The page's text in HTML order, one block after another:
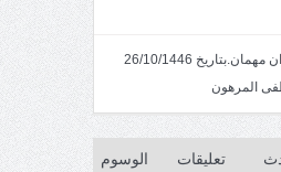
خطبة الجمعة٢- أمران مهمان.بتاريخ 26/10/1446
المرهون
تعليقات الوسوم